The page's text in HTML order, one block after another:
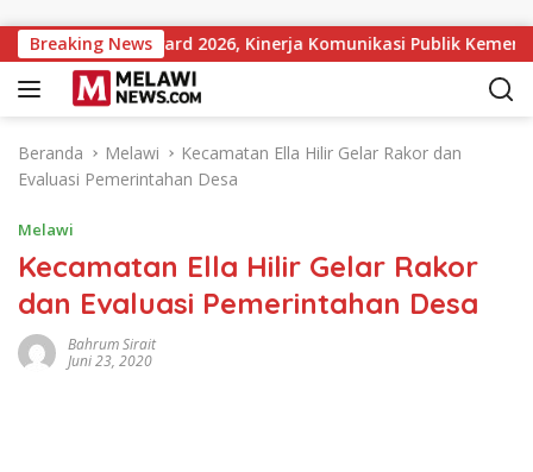
Breaking News
Award 2026, Kinerja Komunikasi Publik Kementerian
Beranda Melawi
Kecamatan Ella Hilir Gelar Rakor dan
Evaluasi Pemerintahan Desa
Melawi
Kecamatan Ella Hilir Gelar Rakor
dan Evaluasi Pemerintahan Desa
Bahrum Sirait
Juni 23, 2020